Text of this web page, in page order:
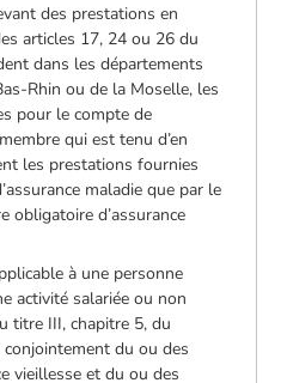
des prestations en
articles 17, 24 ou 26 du
dans les départements
Rhin ou de la Moselle, les
pour le compte de
qui est tenu d’en
les prestations fournies
maladie que par le
obligatoire d’assurance
à une personne
activité salariée ou non
titre III, chapitre 5, du
conjointement du ou des
vieillesse et du ou des